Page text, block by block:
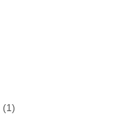
(1)